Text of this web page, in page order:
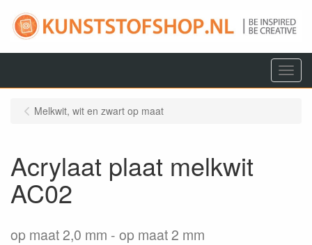
Menu
Melkwit, wit en zwart op maat
Acrylaat plaat melkwit
AC02
op maat 2,0 mm op maat 2 mm